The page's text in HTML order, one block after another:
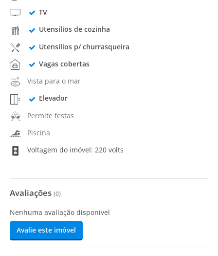
TV
Utensílios de cozinha
Utensílios p/ churrasqueira
Vagas cobertas
Vista para o mar
Elevador
Permite festas
Piscina
Voltagem do imóvel: 220 volts
Avaliações (0)
Nenhuma avaliação disponível
Avalie este imóvel